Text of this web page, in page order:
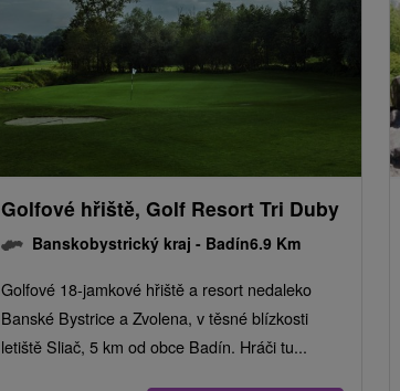
Golfové hřiště, Golf Resort Tri Duby
Banskobystrický kraj - Badín6.9 Km
Golfové 18-jamkové hřiště a resort nedaleko
Banské Bystrice a Zvolena, v těsné blízkosti
letiště Sliač, 5 km od obce Badín. Hráči tu...